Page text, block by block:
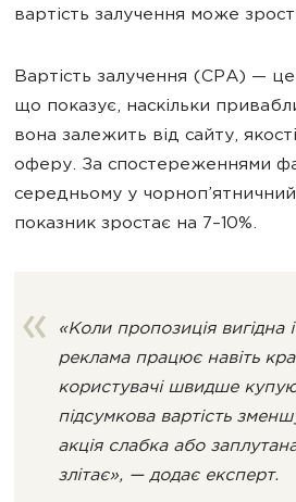
вартість залучення може
Вартість залучення (CPA) —
що показує, наскільки
вона залежить від сайту,
оферу. За спостереженнями
середньому у
показник зростає на 7–10%.
«Коли пропозиція вигідна
реклама працює навіть
користувачі швидше
підсумкова вартість
акція слабка або
злітає», — додає експерт.